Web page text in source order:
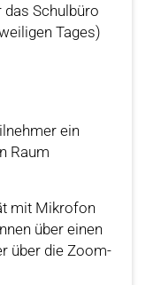
das Schulbüro
Tages)
ein
Raum
mit Mikrofon
über einen
über die Zoom-